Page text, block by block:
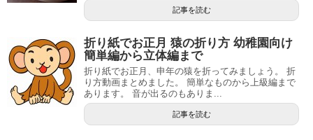
記事を読む
折り紙でお正月 猿の折り方 幼稚園向け
簡単編から立体編まで
折り紙でお正月、申年の猿を折ってみましょう。 折
り方動画まとめました。 簡単なものから上級編まで
あります。 音が出るのもありま...
記事を読む